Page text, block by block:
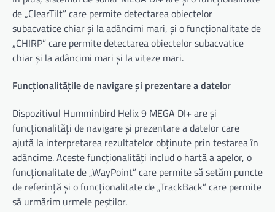
de „ClearTilt” care permite detectarea obiectelor
subacvatice chiar și la adâncimi mari, și o funcționalitate de
„CHIRP” care permite detectarea obiectelor subacvatice
chiar și la adâncimi mari și la viteze mari.
Funcționalitățile de navigare și prezentare a datelor
Dispozitivul Humminbird Helix 9 MEGA DI+ are și
funcționalități de navigare și prezentare a datelor care
ajută la interpretarea rezultatelor obținute prin testarea în
adâncime. Aceste funcționalități includ o hartă a apelor, o
funcționalitate de „WayPoint” care permite să setăm puncte
de referință și o funcționalitate de „TrackBack” care permite
să urmărim urmele peștilor.